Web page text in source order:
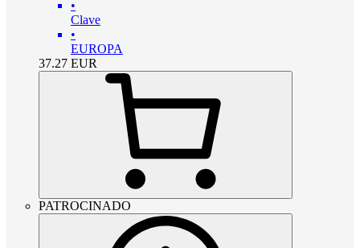
•
Clave
•
EUROPA
37.27 EUR
PATROCINADO